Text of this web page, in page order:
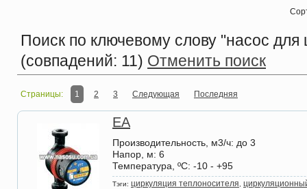
Поиск по ключевому слову "насос для
(совпадений: 11) Отменить поиск
Страницы: 1 2 3 Следующая Последняя
EA
Производительность, м3/ч: до 3
Напор, м: 6
Температура, ºС: -10 - +95
Тэги: циркуляция теплоносителя